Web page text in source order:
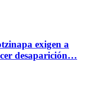
exigen a
desaparición…